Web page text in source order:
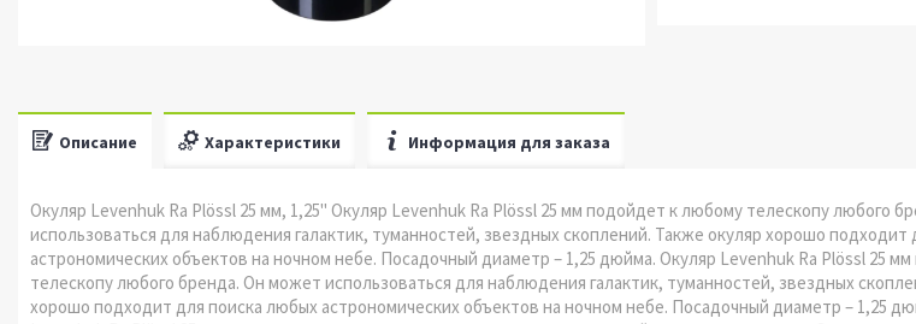
Описание Характеристики Информация для заказа
Окуляр Levenhuk Ra Plössl 25 мм, 1,25" Окуляр Levenhuk Ra Plössl 25 мм подойдет к любому телескопу любого
использоваться для наблюдения галактик, туманностей, звездных скоплений. Также окуляр хорошо подходит
астрономических объектов на ночном небе. Посадочный диаметр – 1,25 дюйма. Окуляр Levenhuk Ra Plössl 25
телескопу любого бренда. Он может использоваться для наблюдения галактик, туманностей, звездных
хорошо подходит для поиска любых астрономических объектов на ночном небе. Посадочный диаметр – 1,25